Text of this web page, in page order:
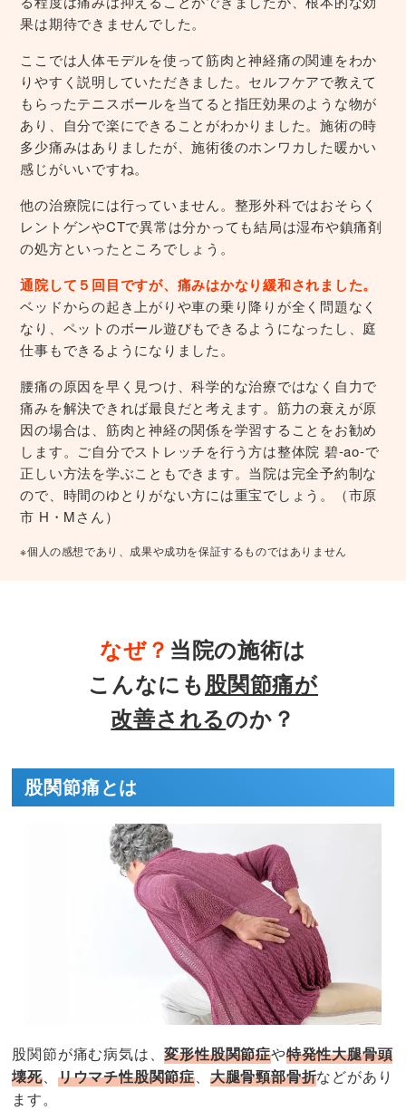
果は期待できませんでした。
ここでは人体モデルを使って筋肉と神経痛の関連をわか
りやすく説明していただきました。セルフケアで教えて
もらったテニスボールを当てると指圧効果のような物が
あり、自分で楽にできることがわかりました。施術の時
多少痛みはありましたが、施術後のホンワカした暖かい
感じがいいですね。
他の治療院には行っていません。整形外科ではおそらく
レントゲンやCTで異常は分かっても結局は湿布や鎮痛剤
の処方といったところでしょう。
通院して５回目ですが、痛みはかなり緩和されました。
ベッドからの起き上がりや車の乗り降りが全く問題なく
なり、ペットのボール遊びもできるようになったし、庭
仕事もできるようになりました。
腰痛の原因を早く見つけ、科学的な治療ではなく自力で
痛みを解決できれば最良だと考えます。筋力の衰えが原
因の場合は、筋肉と神経の関係を学習することをお勧め
します。ご自分でストレッチを行う方は整体院 碧-ao-で
正しい方法を学ぶこともできます。当院は完全予約制な
ので、時間のゆとりがない方には重宝でしょう。（市原
市 H・Mさん）
※個人の感想であり、成果や成功を保証するものではありません
なぜ？ 当院の施術は
こんなにも 股関節痛が
改善されるのか？
股関節痛とは
股関節が痛む病気は、変形性股関節症や特発性大腿骨頭
壊死
リウマチ性股関節症 大腿骨頸部骨折などがあり
ます。